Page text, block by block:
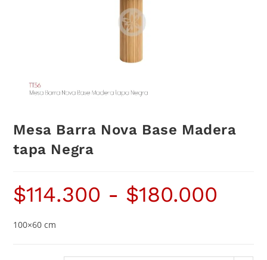
Mesa Barra Nova Base Madera
tapa Negra
$114.300 - $180.000
100×60 cm